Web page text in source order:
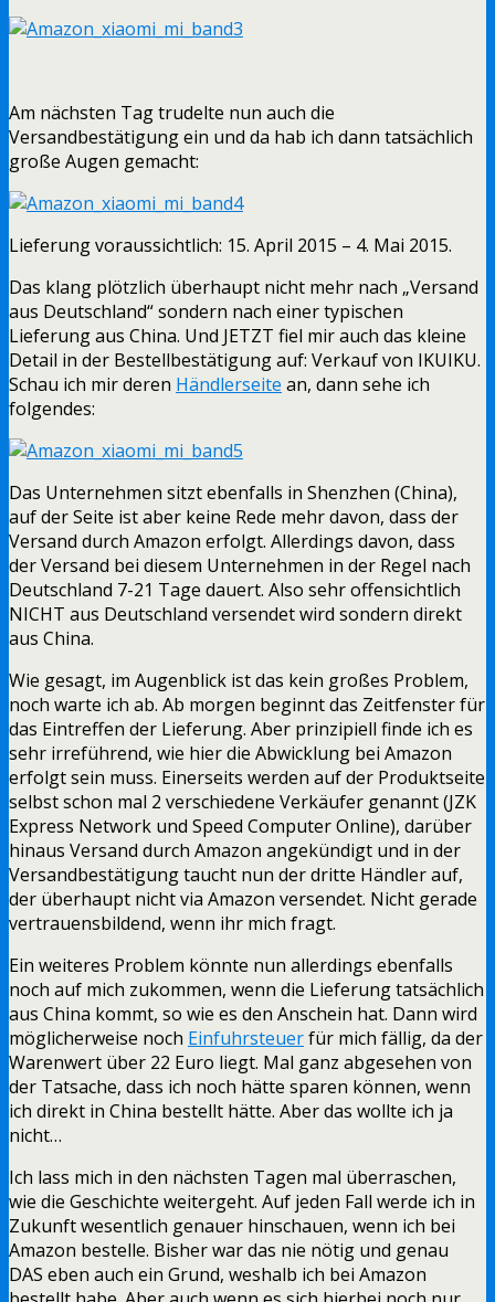
Am nächsten Tag trudelte nun auch die
Versandbestätigung ein und da hab ich dann tatsächlich
große Augen gemacht:
Lieferung voraussichtlich: 15. April 2015 – 4. Mai 2015.
Das klang plötzlich überhaupt nicht mehr nach „Versand
aus Deutschland“ sondern nach einer typischen
Lieferung aus China. Und JETZT fiel mir auch das kleine
Detail in der Bestellbestätigung auf: Verkauf von IKUIKU.
Schau ich mir deren Händlerseite an, dann sehe ich
folgendes:
Das Unternehmen sitzt ebenfalls in Shenzhen (China),
auf der Seite ist aber keine Rede mehr davon, dass der
Versand durch Amazon erfolgt. Allerdings davon, dass
der Versand bei diesem Unternehmen in der Regel nach
Deutschland 7-21 Tage dauert. Also sehr offensichtlich
NICHT aus Deutschland versendet wird sondern direkt
aus China.
Wie gesagt, im Augenblick ist das kein großes Problem,
noch warte ich ab. Ab morgen beginnt das Zeitfenster für
das Eintreffen der Lieferung. Aber prinzipiell finde ich es
sehr irreführend, wie hier die Abwicklung bei Amazon
erfolgt sein muss. Einerseits werden auf der Produktseite
selbst schon mal 2 verschiedene Verkäufer genannt (JZK
Express Network und Speed Computer Online), darüber
hinaus Versand durch Amazon angekündigt und in der
Versandbestätigung taucht nun der dritte Händler auf,
der überhaupt nicht via Amazon versendet. Nicht gerade
vertrauensbildend, wenn ihr mich fragt.
Ein weiteres Problem könnte nun allerdings ebenfalls
noch auf mich zukommen, wenn die Lieferung tatsächlich
aus China kommt, so wie es den Anschein hat. Dann wird
möglicherweise noch Einfuhrsteuerfür mich fällig, da der
Warenwert über 22 Euro liegt. Mal ganz abgesehen von
der Tatsache, dass ich noch hätte sparen können, wenn
ich direkt in China bestellt hätte. Aber das wollte ich ja
nicht…
Ich lass mich in den nächsten Tagen mal überraschen,
wie die Geschichte weitergeht. Auf jeden Fall werde ich in
Zukunft wesentlich genauer hinschauen, wenn ich bei
Amazon bestelle. Bisher war das nie nötig und genau
DAS eben auch ein Grund, weshalb ich bei Amazon